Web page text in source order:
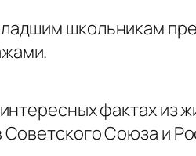
школьникам
фактах из
Советского Союза и